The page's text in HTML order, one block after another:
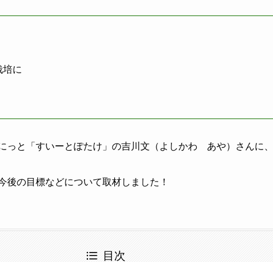
に
っと「すいーとぽたけ」の吉川文（よしかわ あや）さんに、
後の目標などについて取材しました！
目次